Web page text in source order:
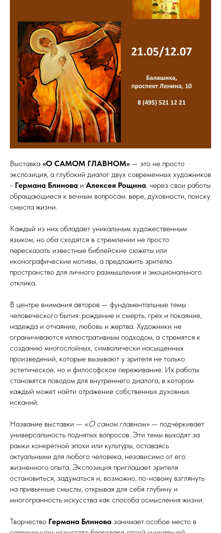
Выставка «О САМОМ ГЛАВНОМ» — это не просто
экспозиция, а глубокий диалог двух современных художников
- Германа Блинова и Алексея Рощина , через свои работы
обращающиеся к вечным вопросам: вере, духовности, поиску
смысла жизни.
Каждый из них обладает уникальным художественным
языком, но оба сходятся в стремлении не просто
пересказать известные библейские сюжеты или
иконографические мотивы, а предложить зрителю
пространство для личного размышления и эмоционального
отклика.
В центре внимания авторов — фундаментальные темы
человеческого бытия: рождение и смерть, грех и покаяние,
надежда и отчаяние, любовь и жертва. Художники не
ограничиваются иллюстративным подходом, а стремятся к
созданию многослойных, символически насыщенных
произведений, которые вызывают у зрителя не только
эстетическое, но и философское переживание. Их работы
становятся поводом для внутреннего диалога, в котором
каждый может найти отражение собственных духовных
исканий.
Название выставки — «О самом главном» — подчёркивает
универсальность поднятых вопросов. Эти темы выходят за
рамки конкретной эпохи или культуры, оставаясь
актуальными для любого человека, независимо от его
жизненного опыта. Экспозиция приглашает зрителя
остановиться, задуматься и, возможно, по-новому взглянуть
на привычные смыслы, открывая для себя глубину и
многогранность искусства как способа осмысления жизни.
Творчество Германа Блинова занимает особое место в